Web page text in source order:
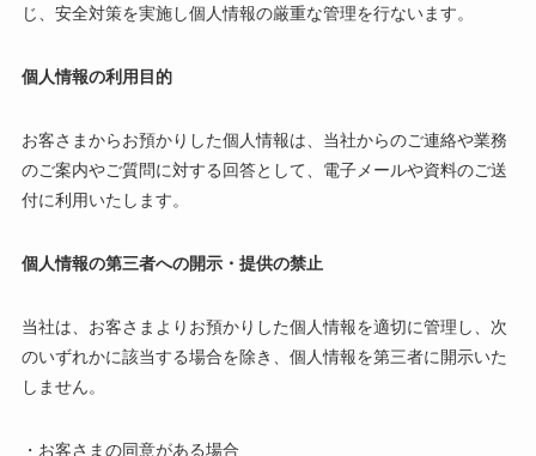
じ、安全対策を実施し個人情報の厳重な管理を行ないます。
個人情報の利用目的
お客さまからお預かりした個人情報は、当社からのご連絡や業務
のご案内やご質問に対する回答として、電子メールや資料のご送
付に利用いたします。
個人情報の第三者への開示・提供の禁止
当社は、お客さまよりお預かりした個人情報を適切に管理し、次
のいずれかに該当する場合を除き、個人情報を第三者に開示いた
しません。
・お客さまの同意がある場合